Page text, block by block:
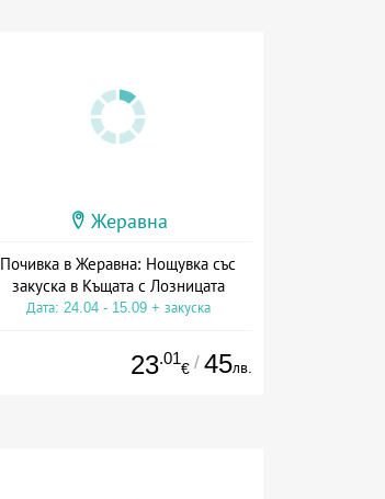
Жеравна
Почивка в Жеравна: Нощувка със
закуска в Къщата с Лозницата
Дата: 24.04 - 15.09 + закуска
23.01
€ / 45лв.